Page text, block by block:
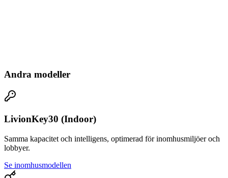
Andra modeller
LivionKey30 (Indoor)
Samma kapacitet och intelligens, optimerad för inomhusmiljöer och
lobbyer.
Se inomhusmodellen